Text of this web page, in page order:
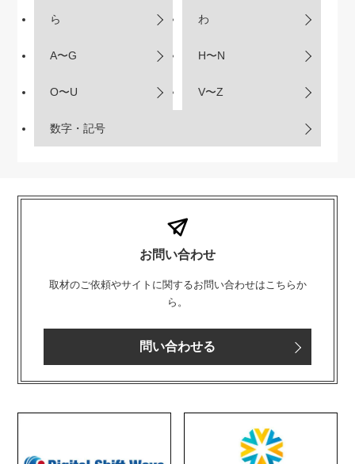
ら わ
A〜G H〜N
O〜U V〜Z
数字・記号
お問い合わせ
取材のご依頼やサイトに関するお問い合わせはこちらか
ら。
問い合わせる